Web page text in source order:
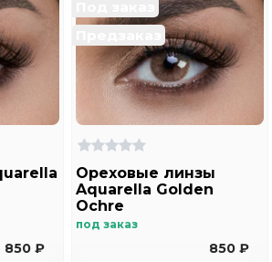
850 ₽
Ореховые линзы
Aquarella Golden
Ochre
под заказ
850 ₽